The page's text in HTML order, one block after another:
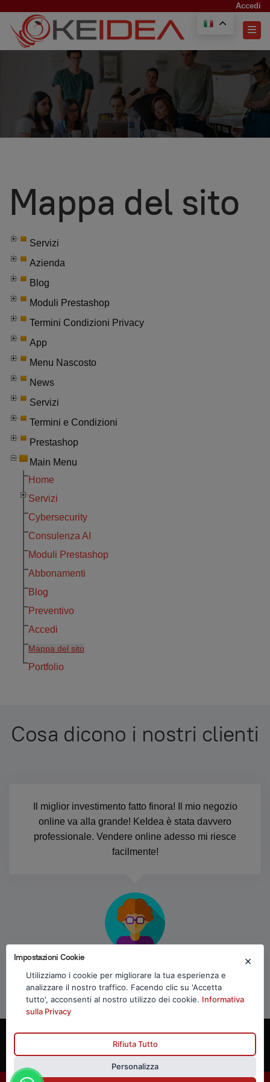
Accedi
Mappa del sito
Servizi
Azienda
Blog
Moduli Prestashop
Termini Condizioni Privacy
App
Menu Nascosto
News
Servizi
Termini e Condizioni
Prestashop
Main Menu
Home
Servizi
Cybersecurity
Consulenza AI
Moduli Prestashop
Abbonamenti
Blog
Preventivo
Accedi
Mappa del sito
Portfolio
Cosa dicono i nostri clienti
Il miglior investimento fatto finora! Il mio negozio
online va alla grande! KeIdea è stata davvero
professionale. Vendere online adesso mi riesce
facilmente!
app, seoKEIDEA SRL
Impostazioni Cookie ×
Utilizziamo i cookie per migliorare la tua esperienza e
analizzare il nostro traffico. Facendo clic su 'Accetta
tutto', acconsenti al nostro utilizzo dei cookie. Informativa
sulla Privacy
Rifiuta Tutto
Personalizza